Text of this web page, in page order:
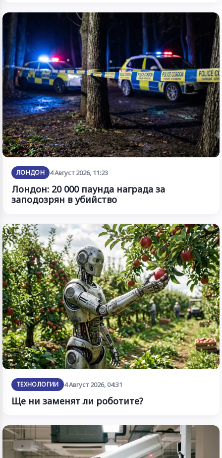
ЛОНДОН 4 Август 2026, 11:23
Лондон: 20 000 паунда награда за
заподозрян в убийство
ТЕХНОЛОГИИ 4 Август 2026, 04:31
Ще ни заменят ли роботите?